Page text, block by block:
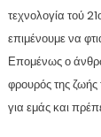
τεχνολογία τού
επιμένουμε να
Επομένως ο
φρουρός της ζωής
για εμάς και